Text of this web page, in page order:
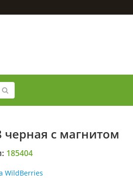
черная с магнитом
185404
WildBerries